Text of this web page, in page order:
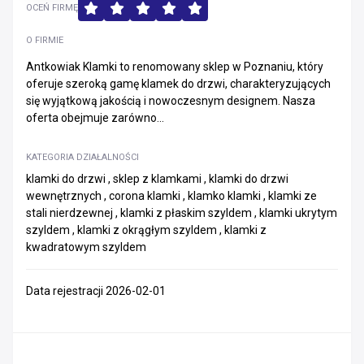
O FIRMIE
Antkowiak Klamki to renomowany sklep w Poznaniu, który
oferuje szeroką gamę klamek do drzwi, charakteryzujących
się wyjątkową jakością i nowoczesnym designem. Nasza
oferta obejmuje zarówno...
KATEGORIA DZIAŁALNOŚCI
klamki do drzwi , sklep z klamkami , klamki do drzwi
wewnętrznych , corona klamki , klamko klamki , klamki ze
stali nierdzewnej , klamki z płaskim szyldem , klamki ukrytym
szyldem , klamki z okrągłym szyldem , klamki z
kwadratowym szyldem
OCEŃ FIRMĘ
Data rejestracji 2026-02-01